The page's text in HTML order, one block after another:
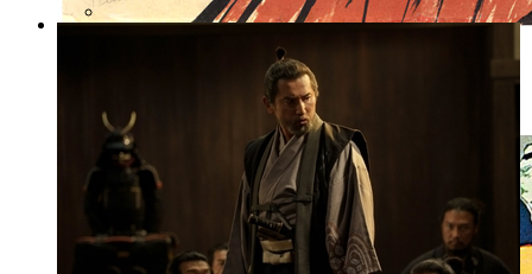
Фото: предоставлено организаторами
Афиша галереи «l’Oeil». Джейн Авриль